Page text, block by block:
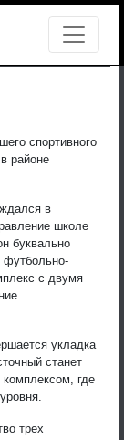
спортивного
районе
в
школе
буквально
футбольно-
с двумя
укладка
станет
где
трех